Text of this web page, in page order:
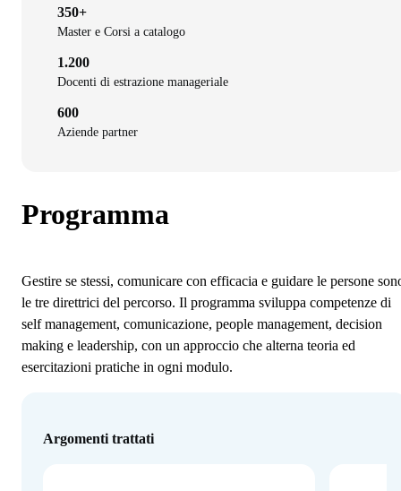
350+
Master e Corsi a catalogo
1.200
Docenti di estrazione manageriale
600
Aziende partner
Programma
Gestire se stessi, comunicare con efficacia e guidare le persone
le tre direttrici del percorso. Il programma sviluppa competenze di
self management, comunicazione, people management, decision
making e leadership, con un approccio che alterna teoria ed
esercitazioni pratiche in ogni modulo.
Argomenti trattati